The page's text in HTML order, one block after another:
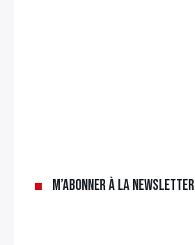
M’abonner à la newsletter